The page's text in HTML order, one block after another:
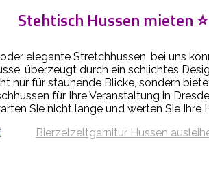
Stehtisch Hussen mieten
oder elegante Stretchhussen, bei uns
überzeugt durch ein schlichtes
nur für staunende Blicke, sondern
für Ihre Veranstaltung in
Sie nicht lange und werten Sie